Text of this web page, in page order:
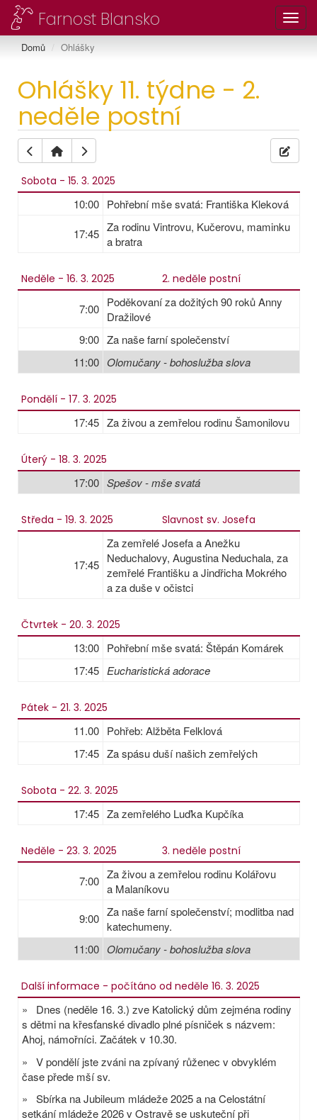
Farnost Blansko
Domů Ohlášky
Ohlášky 11. týdne - 2.
neděle postní
Sobota - 15. 3. 2025
10:00 Pohřební mše svatá: Františka Kleková
17:45 Za rodinu Vintrovu, Kučerovu, maminku
a bratra
Neděle - 16. 3. 2025 2. neděle postní
7:00 Poděkovaní za dožitých 90 roků Anny
Dražilové
9:00 Za naše farní společenství
11:00 Olomučany - bohoslužba slova
Pondělí - 17. 3. 2025
17:45 Za živou a zemřelou rodinu Šamonilovu
Úterý - 18. 3. 2025
17:00 Spešov - mše svatá
Středa - 19. 3. 2025 Slavnost sv. Josefa
17:45
Za zemřelé Josefa a Anežku
Neduchalovy, Augustina Neduchala, za
zemřelé Františku a Jindřicha Mokrého
a za duše v očistci
Čtvrtek - 20. 3. 2025
13:00 Pohřební mše svatá: Štěpán Komárek
17:45 Eucharistická adorace
Pátek - 21. 3. 2025
11.00 Pohřeb: Alžběta Felklová
17:45 Za spásu duší našich zemřelých
Sobota - 22. 3. 2025
17:45 Za zemřelého Luďka Kupčíka
Neděle - 23. 3. 2025 3. neděle postní
7:00 Za živou a zemřelou rodinu Kolářovu
a Malaníkovu
9:00 Za naše farní společenství; modlitba nad
katechumeny.
11:00 Olomučany - bohoslužba slova
Další informace - počítáno od neděle 16. 3. 2025
» Dnes (neděle 16. 3.) zve Katolický dům zejména rodiny
s dětmi na křesťanské divadlo plné písniček s názvem:
Ahoj, námořníci. Začátek v 10.30.
» V pondělí jste zváni na zpívaný růženec v obvyklém
čase přede mší sv.
» Sbírka na Jubileum mládeže 2025 a na Celostátní
setkání mládeže 2026 v Ostravě se uskuteční při